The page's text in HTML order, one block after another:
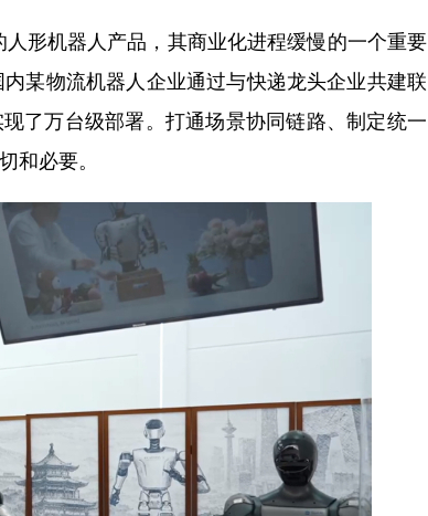
形机器人产品，其商业化进程缓慢的一个重要
某物流机器人企业通过与快递龙头企业共建联
了万台级部署。打通场景协同链路、制定统一
和必要。